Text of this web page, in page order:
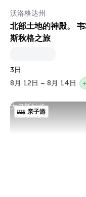
沃洛格达州
北部土地的神殿。
斯秋格之旅
3日
8月 12日 – 8月 14日
亲子游
大乌斯秋格